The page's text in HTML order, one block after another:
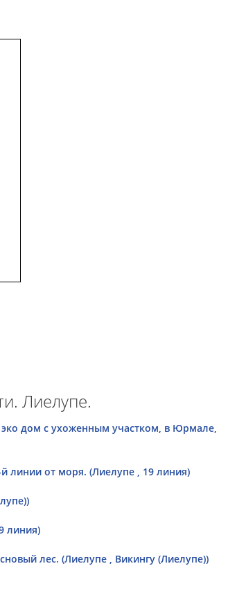
Лиелупе.
дом с ухоженным участком, в Юрмале,
линии от моря. (Лиелупе , 19 линия)
линия)
лес. (Лиелупе , Викингу (Лиелупе))